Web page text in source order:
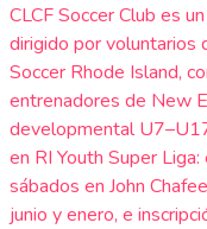
CLCF Soccer Club es
dirigido por voluntarios
Soccer Rhode Island,
entrenadores de New
developmental
en RI Youth Super
sábados en John
junio y enero, e